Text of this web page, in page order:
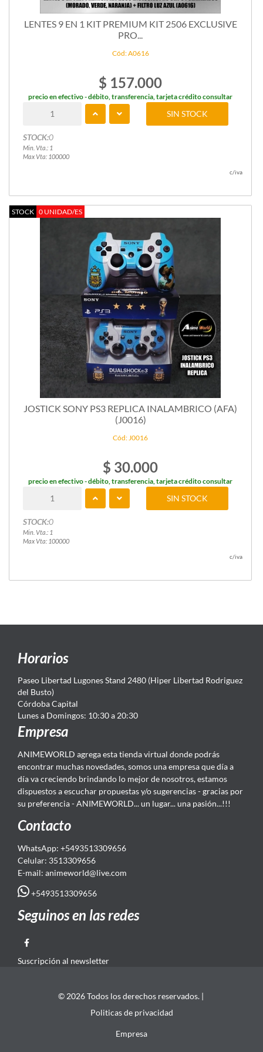
LENTES 9 EN 1 KIT PREMIUM KIT 2506 EXCLUSIVE
PRO...
Cód: A0616
$ 157.000
precio en efectivo - débito, transferencia, tarjeta crédito consultar
STOCK:0
Min. Vta.: 1
Max Vta: 100000
SIN STOCK
c/iva
STOCK 0 UNIDAD/ES
JOSTICK SONY PS3 REPLICA INALAMBRICO (AFA)
(J0016)
Cód: J0016
$ 30.000
precio en efectivo - débito, transferencia, tarjeta crédito consultar
STOCK:0
Min. Vta.: 1
Max Vta: 100000
SIN STOCK
c/iva
Horarios
Paseo Libertad Lugones Stand 2480 (Hiper Libertad Rodriguez
del Busto)
Córdoba Capital
Lunes a Domingos: 10:30 a 20:30
Empresa
ANIMEWORLD agrega esta tienda virtual donde podrás
encontrar muchas novedades, somos una empresa que día a
día va creciendo brindando lo mejor de nosotros, estamos
dispuestos a escuchar propuestas y/o sugerencias - gracias por
su preferencia - ANIMEWORLD... un lugar... una pasión...!!!
Contacto
WhatsApp: +5493513309656
Celular: 3513309656
E-mail: animeworld@live.com
+5493513309656
Seguinos en las redes
Suscripción al newsletter
© 2026 Todos los derechos reservados. |
Politicas de privacidad
Empresa